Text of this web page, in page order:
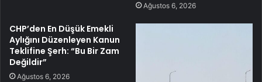
Ağustos 6, 2026
CHP’den En Düşük Emekli
Aylığını Düzenleyen Kanun
Teklifine Şerh: “Bu Bir Zam
Değildir”
Ağustos 6, 2026